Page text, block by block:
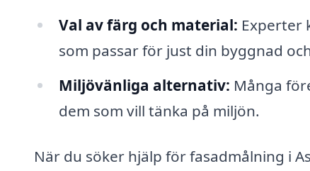
Val av färg och material: Experter
som passar för just din byggnad
Miljövänliga alternativ: Många
dem som vill tänka på miljön.
När du söker hjälp för fasadmålning i